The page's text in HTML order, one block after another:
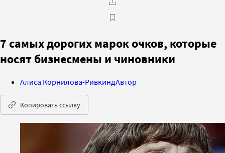
7 самых дорогих марок очков, которые
носят бизнесмены и чиновники
Алиса Корнилова-РивкиндАвтор
Копировать ссылку